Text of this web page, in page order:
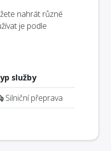
nahrát různé
je podle
služby
Silniční přeprava